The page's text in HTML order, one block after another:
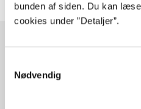
bunden af siden. Du kan
cookies under ”Detaljer”.
Nødvendig
Artikler med samme